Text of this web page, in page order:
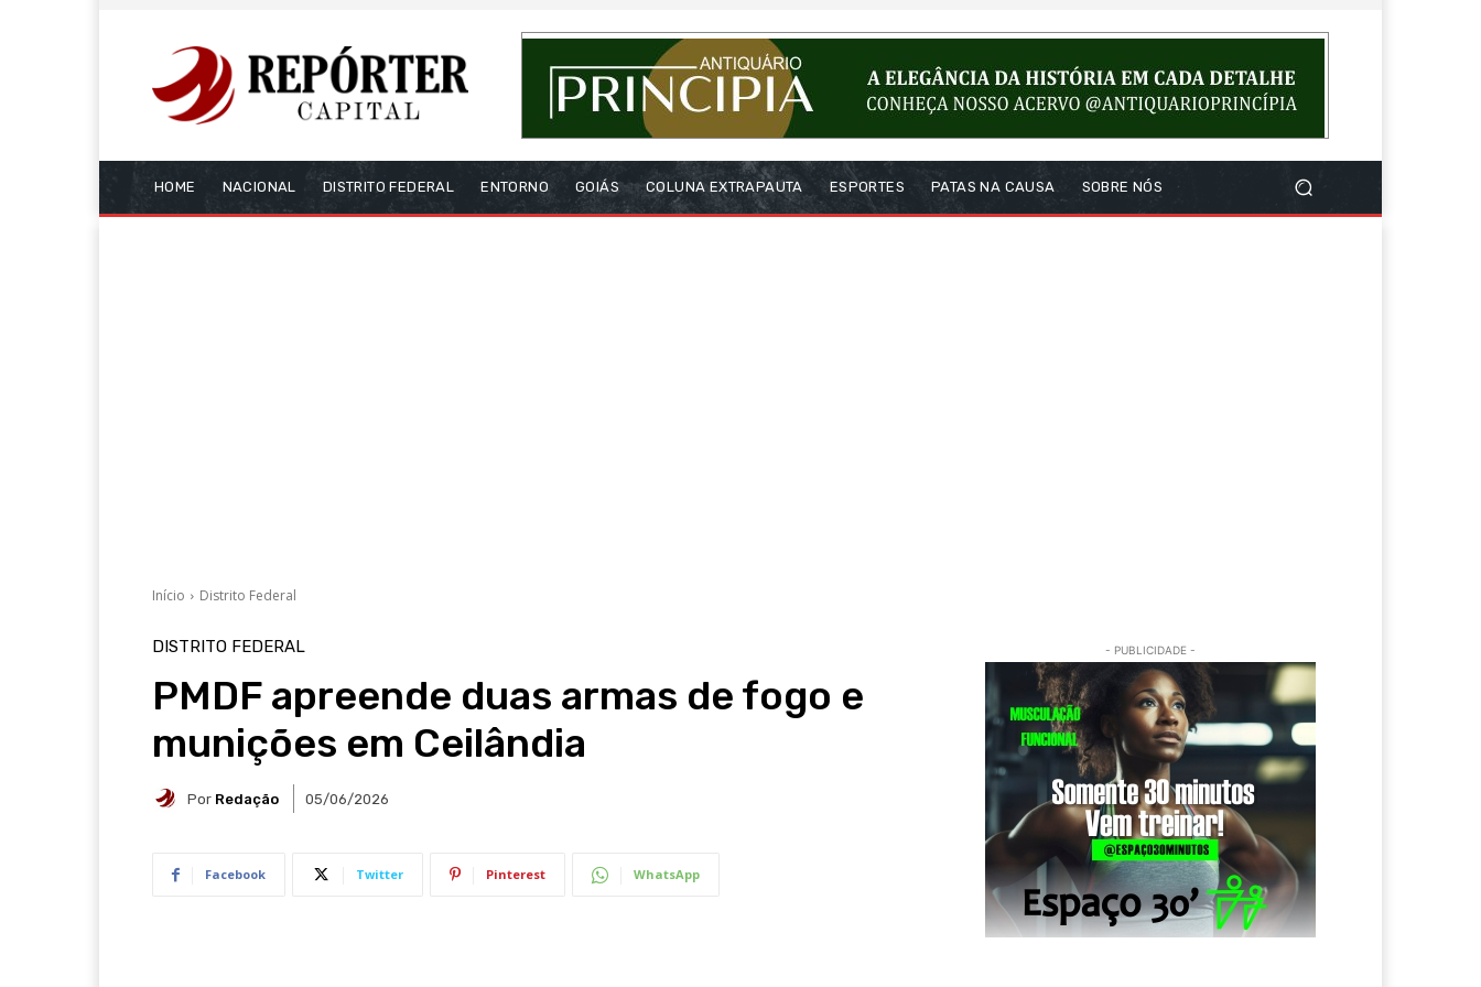
HOME NACIONAL DISTRITO FEDERAL ENTORNO GOIÁS COLUNA EXTRAPAUTA ESPORTES PATAS NA CAUSA SOBRE NÓS
Início Distrito Federal
DISTRITO FEDERAL
PMDF apreende duas armas de fogo e
munições em Ceilândia
Por Redação 05/06/2026
Facebook Twitter Pinterest WhatsApp
- PUBLICIDADE -